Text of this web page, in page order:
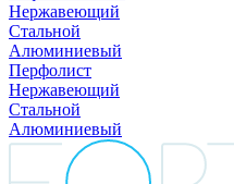
Нержавеющий
Стальной
Алюминиевый
Перфолист
Нержавеющий
Стальной
Алюминиевый